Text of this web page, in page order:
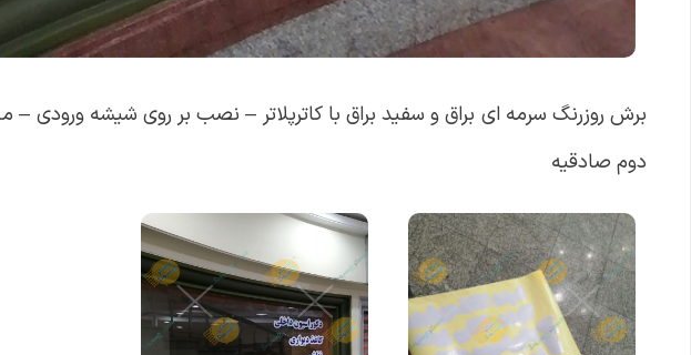
برش روزرنگ سرمه ای براق و سفید براق با کاترپلاتر – نصب بر روی شیشه ورودی
دوم صادقیه